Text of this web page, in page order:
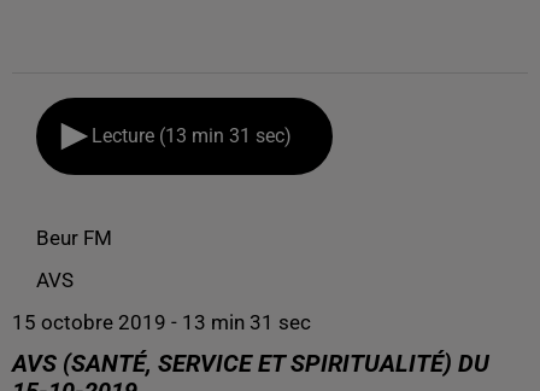
Lecture (13 min 31 sec)
Beur FM
AVS
15 octobre 2019 - 13 min 31 sec
AVS (SANTÉ, SERVICE ET SPIRITUALITÉ) DU